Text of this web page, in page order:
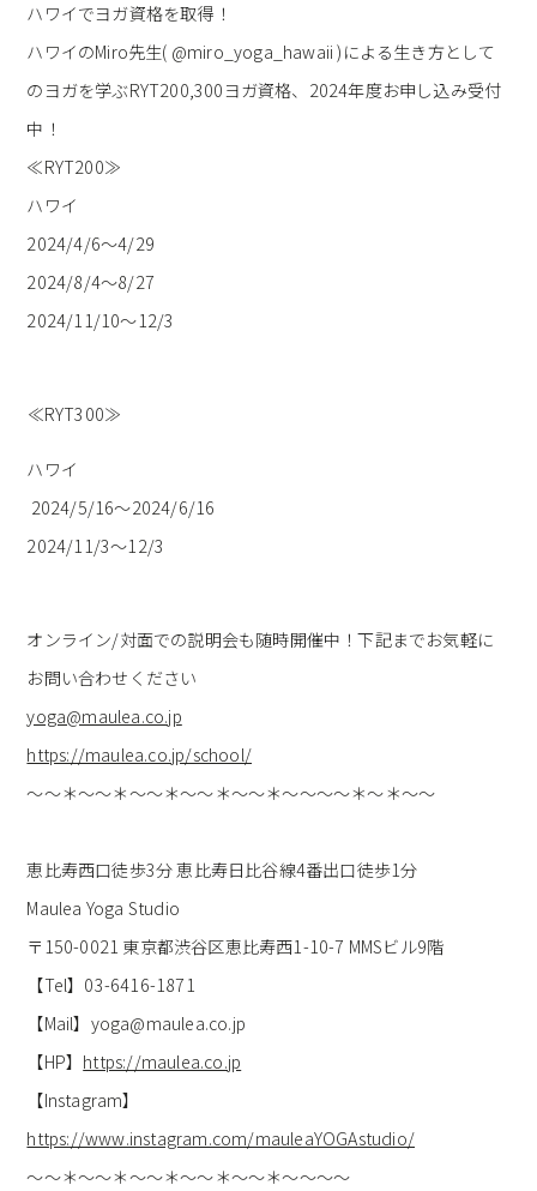
ハワイでヨガ資格を取得！
ハワイのMiro先生( @miro_yoga_hawaii )による生き方として
のヨガを学ぶRYT200,300ヨガ資格、2024年度お申し込み受付
中！
≪RYT200≫
ハワイ
2024/4/6～4/29
2024/8/4～8/27
2024/11/10～12/3
≪RYT300≫
ハワイ
2024/5/16～2024/6/16
2024/11/3～12/3
オンライン/対面での説明会も随時開催中！下記までお気軽に
お問い合わせください
yoga@maulea.co.jp
https://maulea.co.jp/school/
～～＊～～＊～～＊～～＊～～＊～～～～＊～＊～～
恵比寿西口徒歩3分 恵比寿日比谷線4番出口徒歩1分
Maulea Yoga Studio
〒150-0021 東京都渋谷区恵比寿西1-10-7 MMSビル9階
【Tel】03-6416-1871
【Mail】yoga@maulea.co.jp
【HP】 https://maulea.co.jp
【Instagram】
https://www.instagram.com/mauleaYOGAstudio/
～～＊～～＊～～＊～～＊～～＊～～～～